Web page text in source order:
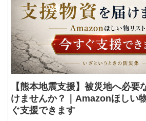
【熊本地震支援】被災地へ必要
けませんか？｜Amazonほしい
ぐ支援できます